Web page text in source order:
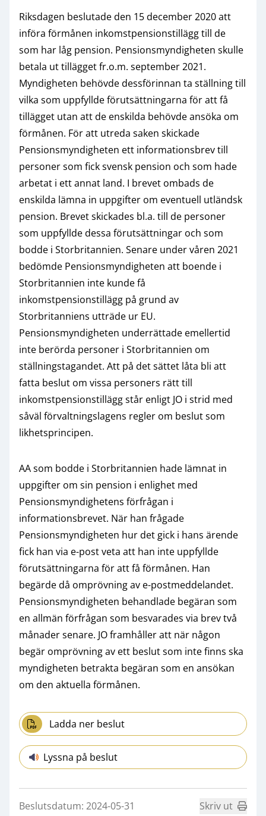
Riksdagen beslutade den 15 december 2020 att
införa förmånen inkomstpensionstillägg till de
som har låg pension. Pensionsmyndigheten skulle
betala ut tillägget fr.o.m. september 2021.
Myndigheten behövde dessförinnan ta ställning till
vilka som uppfyllde förutsättningarna för att få
tillägget utan att de enskilda behövde ansöka om
förmånen. För att utreda saken skickade
Pensionsmyndigheten ett informationsbrev till
personer som fick svensk pension och som hade
arbetat i ett annat land. I brevet ombads de
enskilda lämna in uppgifter om eventuell utländsk
pension. Brevet skickades bl.a. till de personer
som uppfyllde dessa förutsättningar och som
bodde i Storbritannien. Senare under våren 2021
bedömde Pensionsmyndigheten att boende i
Storbritannien inte kunde få
inkomstpensionstillägg på grund av
Storbritanniens utträde ur EU.
Pensionsmyndigheten underrättade emellertid
inte berörda personer i Storbritannien om
ställningstagandet. Att på det sättet låta bli att
fatta beslut om vissa personers rätt till
inkomstpensionstillägg står enligt JO i strid med
såväl förvaltningslagens regler om beslut som
likhetsprincipen.
AA som bodde i Storbritannien hade lämnat in
uppgifter om sin pension i enlighet med
Pensionsmyndighetens förfrågan i
informationsbrevet. När han frågade
Pensionsmyndigheten hur det gick i hans ärende
fick han via e-post veta att han inte uppfyllde
förutsättningarna för att få förmånen. Han
begärde då omprövning av e-postmeddelandet.
Pensionsmyndigheten behandlade begäran som
en allmän förfrågan som besvarades via brev två
månader senare. JO framhåller att när någon
begär omprövning av ett beslut som inte finns ska
myndigheten betrakta begäran som en ansökan
om den aktuella förmånen.
Ladda ner beslut
Lyssna på beslut
Beslutsdatum: 2024-05-31 Skriv ut